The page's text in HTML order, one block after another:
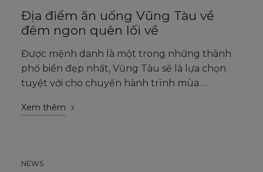
Địa điểm ăn uống Vũng Tàu về
đêm ngon quên lối về
Được mệnh danh là một trong những thành
phố biển đẹp nhất, Vũng Tàu sẽ là lựa chọn
tuyệt vời cho chuyến hành trình mùa …
Xem thêm
SEPTEMBER 13, 2023
NEWS